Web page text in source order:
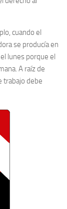
cuando el
se producía en
lunes porque el
A raíz de
trabajo debe